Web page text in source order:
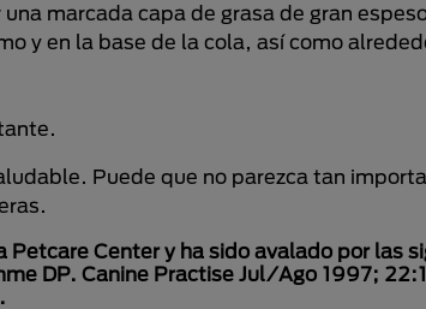
marcada capa de grasa de gran
y en la base de la cola, así como
Puede que no parezca tan
Center y ha sido avalado por las
DP. Canine Practise Jul/Ago 1997;